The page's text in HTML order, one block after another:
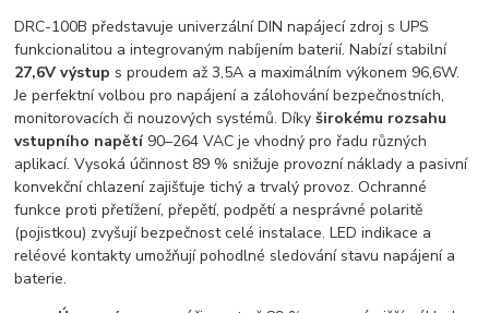
DRC-100B představuje univerzální DIN napájecí zdroj s UPS
funkcionalitou a integrovaným nabíjením baterií. Nabízí stabilní
27,6V výstup s proudem až 3,5A a maximálním výkonem 96,6W.
Je perfektní volbou pro napájení a zálohování bezpečnostních,
monitorovacích či nouzových systémů. Díkyširokému rozsahu
vstupního napětí90–264 VAC je vhodný pro řadu různých
aplikací. Vysoká účinnost 89 % snižuje provozní náklady a pasivní
konvekční chlazení zajišťuje tichý a trvalý provoz. Ochranné
funkce proti přetížení, přepětí, podpětí a nesprávné polaritě
(pojistkou) zvyšují bezpečnost celé instalace. LED indikace a
reléové kontakty umožňují pohodlné sledování stavu napájení a
baterie.